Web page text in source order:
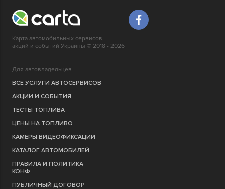
Карта автомобильных сервисов,
акций и событий Украины © 2018 - 2026
Для автовладельцев
ВСЕ УСЛУГИ АВТОСЕРВИСОВ
АКЦИИ И СОБЫТИЯ
ТЕСТЫ ТОПЛИВА
ЦЕНЫ НА ТОПЛИВО
КАМЕРЫ ВИДЕОФИКСАЦИИ
КАТАЛОГ АВТОМОБИЛЕЙ
ПРАВИЛА И ПОЛИТИКА
КОНФ.
ПУБЛИЧНЫЙ ДОГОВОР